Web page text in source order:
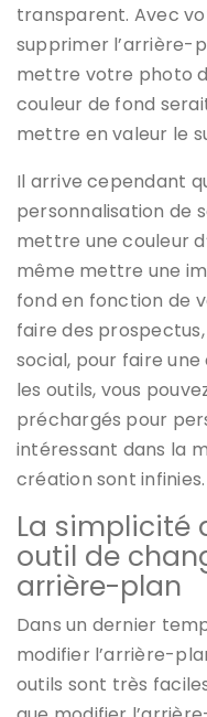
transparent. Avec
supprimer l’arrière-
mettre votre photo
couleur de fond
mettre en valeur le
Il arrive cependant
personnalisation de
mettre une couleur
même mettre une
fond en fonction de
faire des
social, pour faire
les outils, vous
préchargés pour
intéressant dans la
création sont infinies.
La simplicité
outil de
arrière-plan
Dans un dernier
modifier l’arrière-
outils sont très